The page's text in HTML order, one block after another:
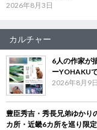
2026年8月3日
カルチャー
6人の作家が
ーYOHAKU
2026年8月9日
豊臣秀吉・秀長兄弟ゆか
カ所・近畿6カ所を巡り限